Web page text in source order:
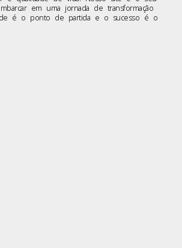
em uma jornada de transformação
é o ponto de partida e o sucesso é o